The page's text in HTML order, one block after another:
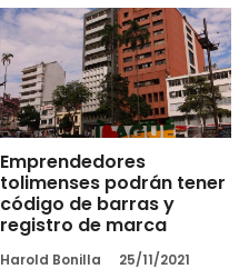
Emprendedores
tolimenses podrán tener
código de barras y
registro de marca
Harold Bonilla 25/11/2021